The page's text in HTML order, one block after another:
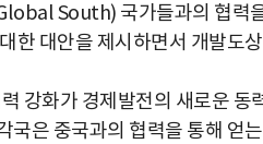
South) 국가들과의 협력
한 대안을 제시하면서 개발도
강화가 경제발전의 새로운 동
국은 중국과의 협력을 통해 얻